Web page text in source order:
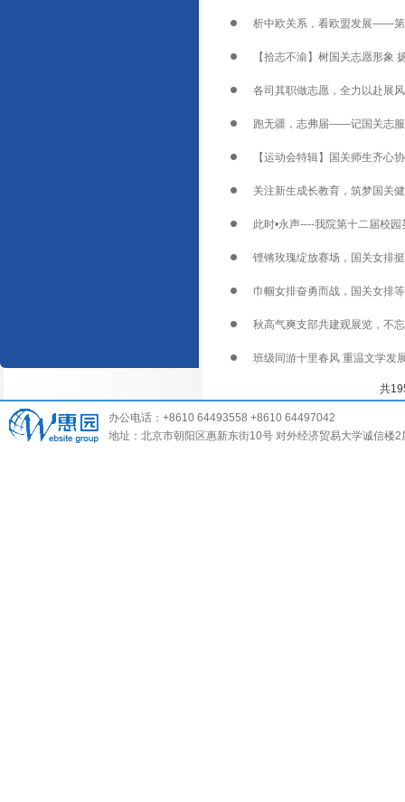
析中欧关系，看欧盟发展——第
【拾志不渝】树国关志愿形象
跑无疆，志弗届——记国关志
【运动会特辑】国关师生齐心
关注新生成长教育，筑梦国关
铿锵玫瑰绽放赛场，国关女排
巾帼女排奋勇而战，国关女排
共
办公电话：+8610 64493558 +8610 64497042
地址：北京市朝阳区惠新东街10号 对外经济贸易大学诚信楼